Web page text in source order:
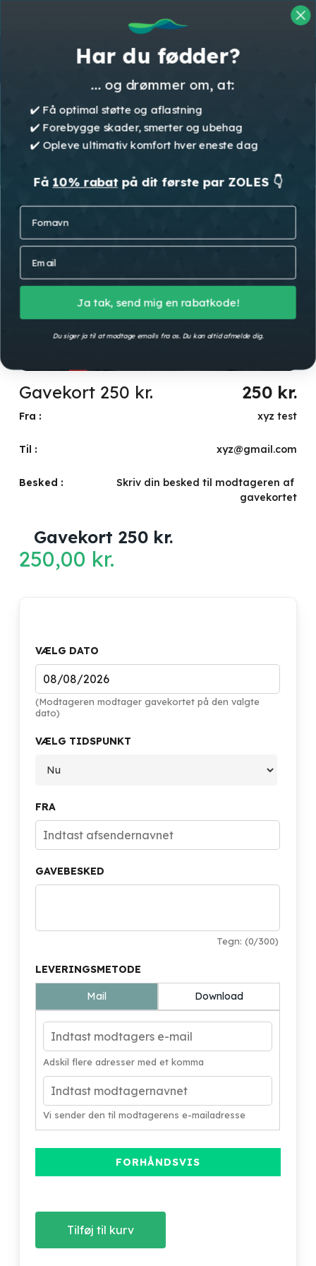
fodanalyse 👈
Webshop Gavekort Gavekort 250 kr.
Gavekort 250 kr. 250 kr.
Fra : xyz test
Til : xyz@gmail.com
Besked :
Skriv din besked til modtageren af ​​
gavekortet
Gavekort 250 kr.
250,00 kr.
VÆLG DATO
(Modtageren modtager gavekortet på den valgte
dato)
VÆLG TIDSPUNKT
FRA
GAVEBESKED
Tegn: (0/300)
LEVERINGSMETODE
Mail Download
Adskil flere adresser med et komma
Vi sender den til modtagerens e-mailadresse
FORHÅNDSVIS
Tilføj til kurv
Har du fødder?
... og drømmer om, at:
✔️ Få optimal støtte og aflastning
✔️ Forebygge skader, smerter og ubehag
✔️ Opleve ultimativ komfort hver eneste dag
Få 10% rabatpå dit første par ZOLES 👇
Fornavn
Email
Ja tak, send mig en rabatkode!
Du siger ja til at modtage emails fra os. Du kan altid afmelde dig.